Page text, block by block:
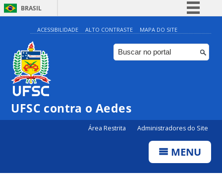
BRASIL
Simplifique!
Comunica BR
Participe
ACESSIBILIDADE ALTO CONTRASTE MAPA DO SITE
UFSC contra o Aedes
Área Restrita Administradores do Site
MENU